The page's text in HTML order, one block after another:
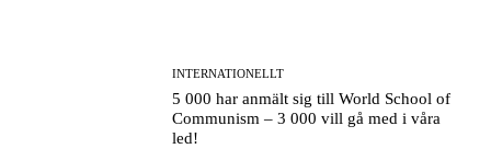
INTERNATIONELLT
5 000 har anmält sig till World School of
Communism – 3 000 vill gå med i våra
led!